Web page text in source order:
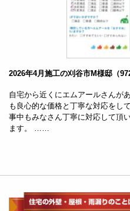
2026年4月施工の刈谷市M様邸（972
自宅から近くにエムアールさんが
も良心的な価格と丁寧な対応をし
事中もみなさん丁寧に対応して頂
ます。 ……